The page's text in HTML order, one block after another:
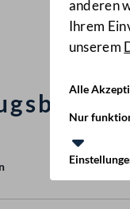
anderen
Ihrem
unserem
Alle
Nur